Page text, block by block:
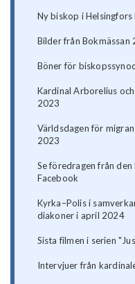
Ny biskop i
Bilder från Bokmässan
Böner för
Kardinal Arborelius
2023
Världsdagen för
2023
Se föredragen från
Facebook
Kyrka–Polis i
diakoner i april 2024
Sista filmen i serien
Intervjuer från